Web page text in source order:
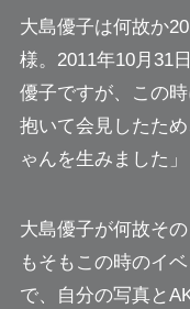
大島優子は何故か
様。2011年10月31
優子ですが、この
抱いて会見したため
ゃんを生みました」
大島優子が何故そ
もそもこの時のイ
で、
自分の写真と